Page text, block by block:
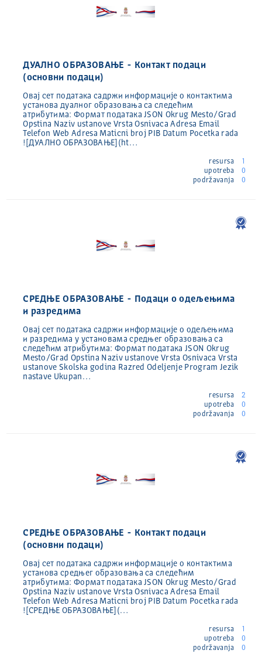
ДУАЛНО ОБРАЗОВАЊЕ - Контакт подаци
(основни подаци)
Овај сет података садржи информације о контактима
установа дуалног образовања са следећим
атрибутима: Формат података JSON Okrug Mesto/Grad
Opstina Naziv ustanove Vrsta Osnivaca Adresa Email
Telefon Web Adresa Maticni broj PIB Datum Pocetka rada
![ДУАЛНО ОБРАЗОВАЊЕ](ht…
resursa
1
upotreba
0
podržavanja
0
СРЕДЊЕ ОБРАЗОВАЊЕ - Подаци о одељењима
и разредима
Овај сет података садржи информације о одељењима
и разредима у установама средњег образовања са
следећим атрибутима: Формат података JSON Okrug
Mesto/Grad Opstina Naziv ustanove Vrsta Osnivaca Vrsta
ustanove Skolska godina Razred Odeljenje Program Jezik
nastave Ukupan…
resursa
2
upotreba
0
podržavanja
0
СРЕДЊЕ ОБРАЗОВАЊЕ - Контакт подаци
(основни подаци)
Овај сет података садржи информације о контактима
установа средњег образовања са следећим
атрибутима: Формат података JSON Okrug Mesto/Grad
Opstina Naziv ustanove Vrsta Osnivaca Adresa Email
Telefon Web Adresa Maticni broj PIB Datum Pocetka rada
![СРЕДЊЕ ОБРАЗОВАЊЕ](…
resursa
1
upotreba
0
podržavanja
0